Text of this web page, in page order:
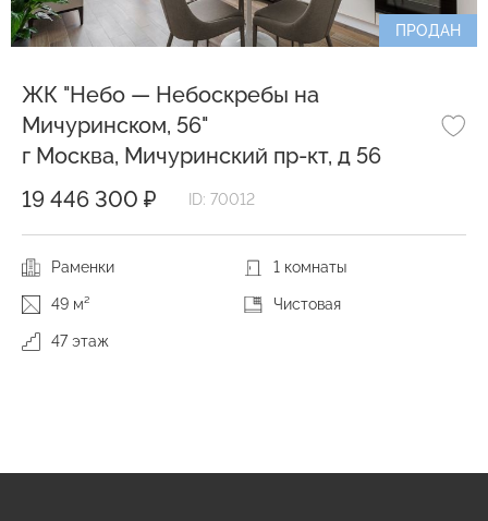
ПРОДАН
ЖК "Небо — Небоскребы на
Мичуринском, 56"
г Москва, Мичуринский пр-кт, д 56
19 446 300 ₽
ID: 70012
Раменки 1 комнаты
49 м² Чистовая
47 этаж